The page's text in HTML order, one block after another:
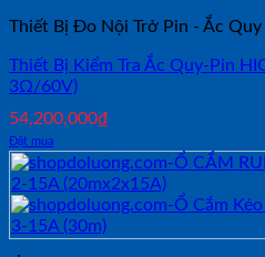
Thiết Bị Đo Nội Trở Pin - Ắc Quy
Thiết Bị Kiểm Tra Ắc Quy-Pin
3Ω/60V)
54,200,000₫
Đặt mua